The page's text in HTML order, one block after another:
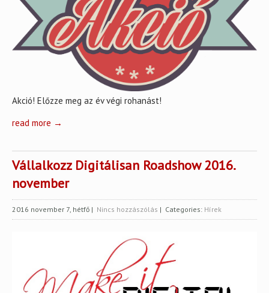
Akció! Előzze meg az év végi rohanást!
read more →
Vállalkozz Digitálisan Roadshow 2016.
november
2016 november 7, hétfő | Nincs hozzászólás | Categories: Hírek